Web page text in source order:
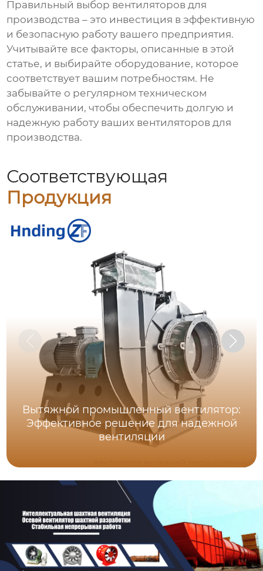
Правильный выбор вентиляторов для
производства – это инвестиция в эффективную
и безопасную работу вашего предприятия.
Учитывайте все факторы, описанные в этой
статье, и выбирайте оборудование, которое
соответствует вашим потребностям. Не
забывайте о регулярном техническом
обслуживании, чтобы обеспечить долгую и
надежную работу ваших вентиляторов для
производства.
Соответствующая
Продукция
Вытяжной промышленный вентилятор:
Эффективное решение для надежной
вентиляции